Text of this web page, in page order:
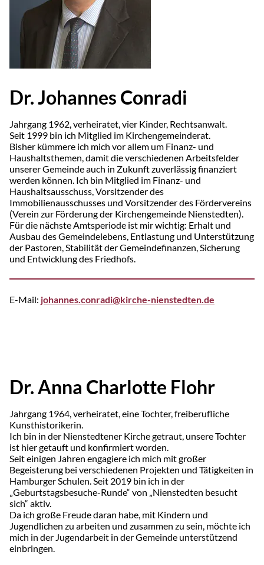
Dr. Johannes Conradi
Jahrgang 1962, verheiratet, vier Kinder, Rechtsanwalt.
Seit 1999 bin ich Mitglied im Kirchengemeinderat.
Bisher kümmere ich mich vor allem um Finanz- und
Haushaltsthemen, damit die verschiedenen Arbeitsfelder
unserer Gemeinde auch in Zukunft zuverlässig finanziert
werden können. Ich bin Mitglied im Finanz- und
Haushaltsausschuss, Vorsitzender des
Immobilienausschusses und Vorsitzender des Fördervereins
(Verein zur Förderung der Kirchengemeinde Nienstedten).
Für die nächste Amtsperiode ist mir wichtig: Erhalt und
Ausbau des Gemeindelebens, Entlastung und Unterstützung
der Pastoren, Stabilität der Gemeindefinanzen, Sicherung
und Entwicklung des Friedhofs.
E-Mail: johannes.conradi@kirche-nienstedten.de
Dr. Anna Charlotte Flohr
Jahrgang 1964, verheiratet, eine Tochter, freiberuf­liche
Kunsthistorikerin.
Ich bin in der Nien­stedtener Kirche getraut, unsere Tochter
ist hier getauft und konfirmiert worden.
Seit einigen Jahren engagiere ich mich mit großer
Begeisterung bei verschiedenen Projekten und Tätigkeiten in
Hamburger Schulen. Seit 2019 bin ich in der
„Geburtstagsbesuche-Runde“ von „Nienstedten besucht
sich“ aktiv.
Da ich große Freude daran habe, mit Kindern und
Jugendlichen zu arbeiten und zusammen zu sein, möchte ich
mich in der Jugendarbeit in der Gemeinde unterstützend
einbringen.